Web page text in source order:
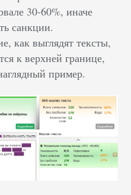
30-60%, иначе
санкции.
как выглядят тексты,
к верхней границе,
пример.